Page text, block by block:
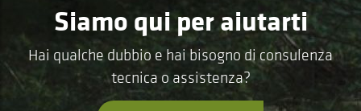
Siamo qui per aiutarti
Hai qualche dubbio e hai bisogno di consulenza
tecnica o assistenza?